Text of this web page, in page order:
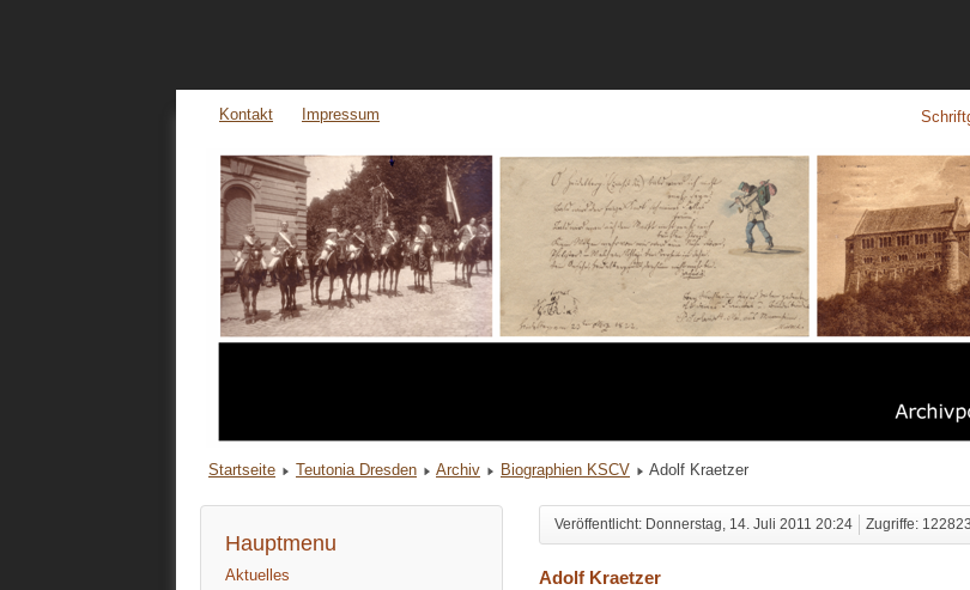
Kontakt Impressum
Startseite Teutonia Dresden Archiv Biographien KSCV Adolf Kraetzer
Hauptmenu
Aktuelles
Veröffentlicht: Donnerstag, 14. Juli 2011 20:24 Zugriffe: 122823
Adolf Kraetzer